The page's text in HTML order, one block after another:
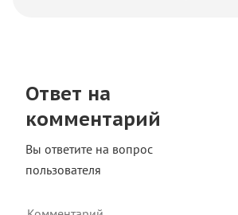
Ответ на
комментарий
Вы ответите на вопрос
пользователя